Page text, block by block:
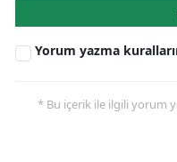
Yorum yazma
* Bu içerik ile ilgili yorum